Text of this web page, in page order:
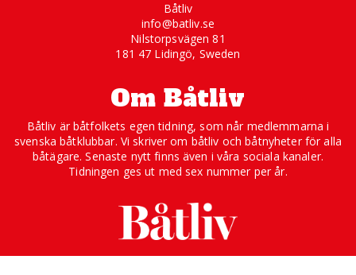
Båtliv
info@batliv.se
Nilstorpsvägen 81
181 47 Lidingö, Sweden
Om Båtliv
Båtliv är båtfolkets egen tidning, som når medlemmarna i
svenska båtklubbar. Vi skriver om båtliv och båtnyheter för alla
båtägare. Senaste nytt finns även i våra sociala kanaler.
Tidningen ges ut med sex nummer per år.